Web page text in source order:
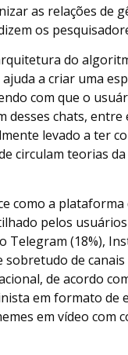
as relações de
os
do
a criar uma
com que o
desses chats, entre
levado a ter
circulam teorias
como a plataforma
pelos usuários
(18%),
sobretudo de
de acordo
em formato de
em vídeo com